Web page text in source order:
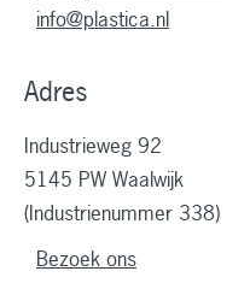
info@plastica.nl
Adres
Industrieweg 92
5145 PW Waalwijk
(Industrienummer 338)
Bezoek ons